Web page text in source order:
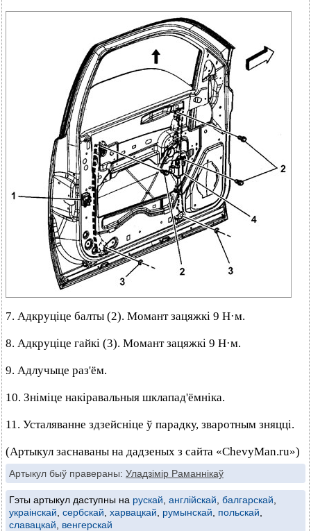
7. Адкруціце балты (2). Момант зацяжкі 9 Н·м.
8. Адкруціце гайкі (3). Момант зацяжкі 9 Н·м.
9. Адлучыце раз'ём.
10. Зніміце накіравальныя шклапад'ёмніка.
11. Усталяванне здзейсніце ў парадку, зваротным зняцці.
(Артыкул заснаваны на дадзеных з сайта «ChevyMan.ru»)
Артыкул быў правераны: Уладзімір Раманнікаў
Гэты артыкул даступны на рускай англійскай балгарскай
украінскай сербскай харвацкай румынскай польскай
славацкай
венгерскай